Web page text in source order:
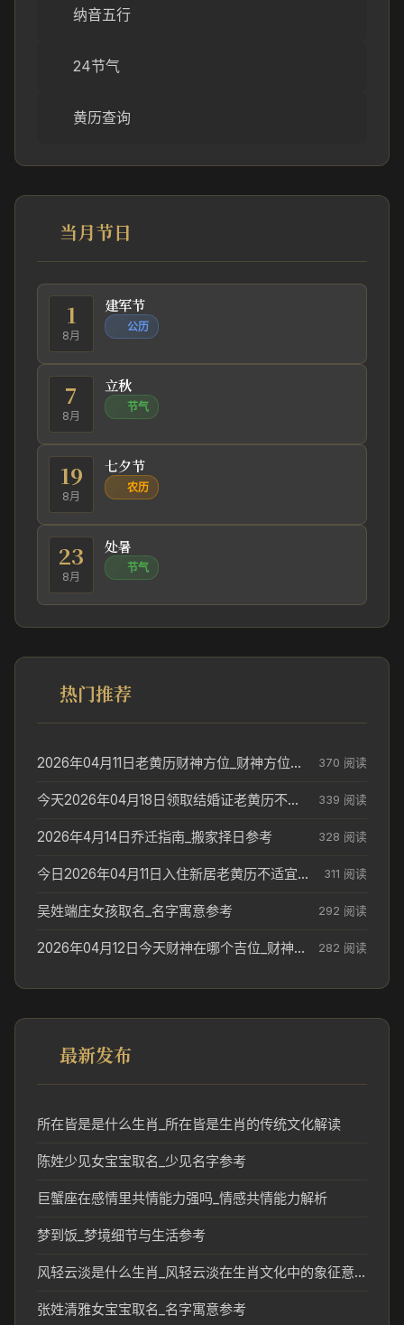
纳音五行
24节气
黄历查询
当月节日
1
8月
建军节
公历
7
8月
立秋
节气
19
8月
七夕节
农历
23
8月
处暑
节气
热门推荐
2026年04月11日老黄历财神方位_财神方位与供奉讲究 370 阅读
今天2026年04月18日领取结婚证老黄历不适合吗_领证日期参考 339 阅读
2026年4月14日乔迁指南_搬家择日参考 328 阅读
今日2026年04月11日入住新居老黄历不适宜吗_搬家择日参考 311 阅读
吴姓端庄女孩取名_名字寓意参考 292 阅读
2026年04月12日今天财神在哪个吉位_财神方位参考 282 阅读
最新发布
所在皆是是什么生肖_所在皆是生肖的传统文化解读
陈姓少见女宝宝取名_少见名字参考
巨蟹座在感情里共情能力强吗_情感共情能力解析
梦到饭_梦境细节与生活参考
风轻云淡是什么生肖_风轻云淡在生肖文化中的象征意义
张姓清雅女宝宝取名_名字寓意参考